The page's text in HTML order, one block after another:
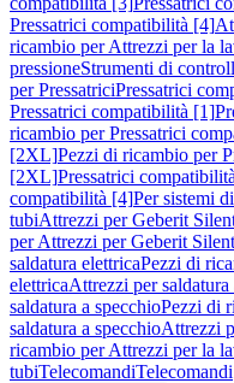
Pressatrici compatibilità [4]
ricambio per Attrezzi per la
pressioneStrumenti di
per PressatriciPressatrici
Pressatrici compatibilità [1]
ricambio per Pressatrici
[2XL]Pezzi di ricambio per
[2XL]Pressatrici
compatibilità [4]Per sistemi
tubiAttrezzi per Geberit
per Attrezzi per Geberit
saldatura elettricaPezzi di
elettricaAttrezzi per saldatura
saldatura a specchioPezzi di
saldatura a specchioAttrezzi
ricambio per Attrezzi per la
tubiTelecomandiTelecomandi